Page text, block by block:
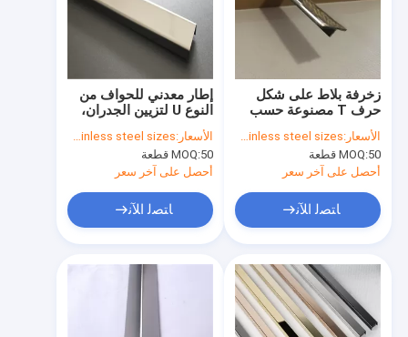
إطار معدني للحواف من
النوع U لتزيين الجدران،
صنع في الصين
الأسعار:according to stainless steel sizes
MOQ:50 قطعة
أحصل على آخر سعر
ﺎﺘﺼﻟ ﺍﻶﻧ
زخرفة بلاط على شكل
حرف T مصنوعة حسب
الطلب من الفولاذ المقاوم
للصدأ 304 بلمسة نهائية
عاكسة سعر المصنع
الأسعار:according to stainless steel sizes
MOQ:50 قطعة
أحصل على آخر سعر
ﺎﺘﺼﻟ ﺍﻶﻧ